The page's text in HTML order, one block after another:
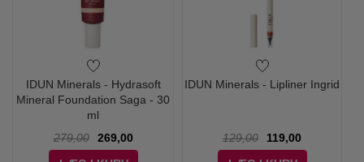
IDUN Minerals - Hydrasoft
Mineral Foundation Saga - 30
ml
279,00
269,00
IDUN Minerals - Lipliner Ingrid
129,00
119,00